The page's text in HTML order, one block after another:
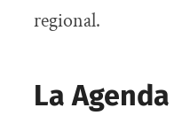
regional.
La